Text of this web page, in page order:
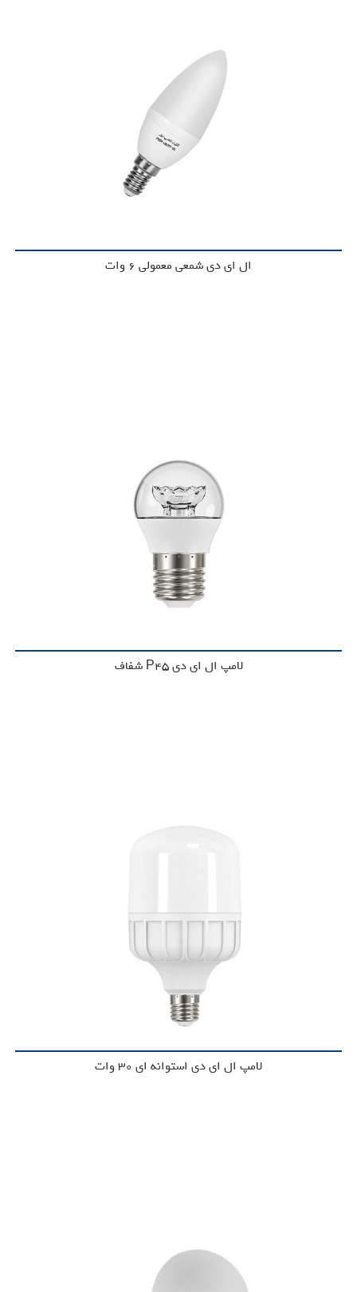
ال ای دی شمعی معمولی 6 وات
لامپ ال ای دی P45 شفاف
لامپ ال ای دی استوانه ای 30 وات